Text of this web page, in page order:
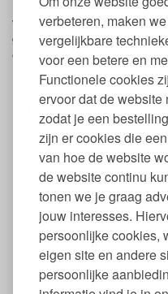
verbeteren, maken
vergelijkbare
voor een betere en
Functionele cookies
ervoor dat de
zodat je een
zijn er cookies die
van hoe de website
de website continu
tonen we je graag
jouw interesses.
persoonlijke cookies,
eigen site en andere
persoonlijke
Naast het biologische GOTS
van Yumeko ook het fairtrade
geen kinderhanden aan te
een eerlijke prijs hebben
Eigenschappen
kussensloop
Dekbedovertrek set
100% Biologisch katoen
Met kussensloop van
Met bijpassende
Met instopstrook van
Satijn geweven met
GOTS gecertificeerd
Wassen op max. 40
Mag in de droger
Strijken op katoenstand